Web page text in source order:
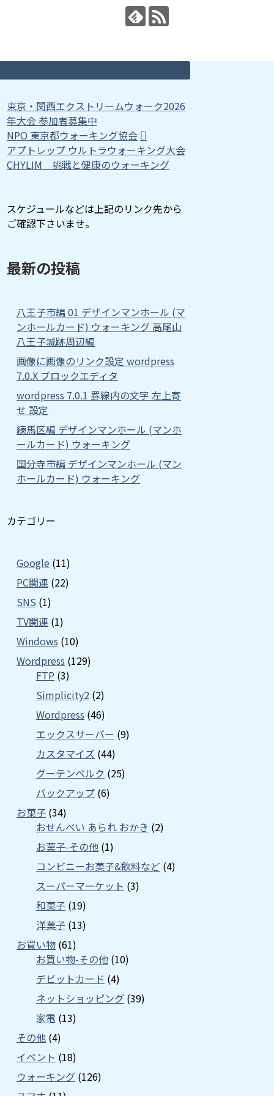
東京・関西エクストリームウォーク2026
年大会 参加者募集中
NPO 東京都ウォーキング協会
アプトレップ ウルトラウォーキング大会
CHYLIM 挑戦と健康のウォーキング
スケジュールなどは上記のリンク先から
ご確認下さいませ。
最新の投稿
八王子市編 01 デザインマンホール (マ
ンホールカード) ウォーキング 高尾山
八王子城跡周辺編
画像に画像のリンク設定 wordpress
7.0.X ブロックエディタ
wordpress 7.0.1 罫線内の文字 左上寄
せ 設定
練馬区編 デザインマンホール (マンホ
ールカード) ウォーキング
国分寺市編 デザインマンホール (マン
ホールカード) ウォーキング
カテゴリー
Google (11)
PC関連 (22)
SNS (1)
TV関連 (1)
Windows (10)
Wordpress (129)
FTP (3)
Simplicity2 (2)
Wordpress (46)
エックスサーバー (9)
カスタマイズ (44)
グーテンベルク (25)
バックアップ (6)
お菓子 (34)
おせんべい あられ おかき (2)
お菓子-その他 (1)
コンビニーお菓子&飲料など (4)
スーパーマーケット (3)
和菓子 (19)
洋菓子 (13)
お買い物 (61)
お買い物-その他 (10)
デビットカード (4)
ネットショッピング (39)
家電 (13)
その他 (4)
イベント (18)
ウォーキング (126)